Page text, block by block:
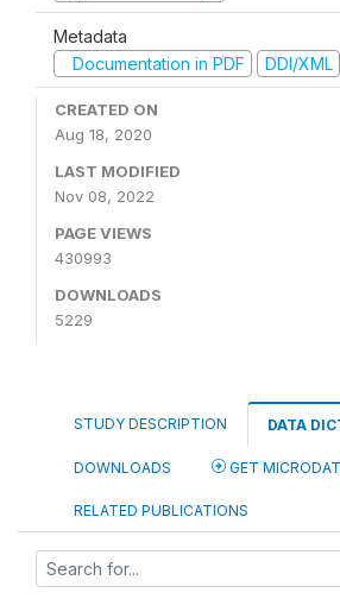
Metadata
Documentation in PDF
DDI/XML
CREATED ON
Aug 18, 2020
LAST MODIFIED
Nov 08, 2022
PAGE VIEWS
430993
DOWNLOADS
5229
STUDY DESCRIPTION DATA
DOWNLOADS GET
RELATED PUBLICATIONS